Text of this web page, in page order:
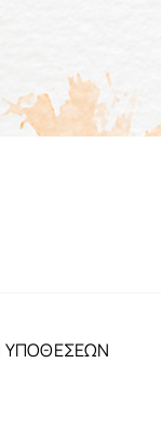
ΥΠΟΘΕΣΕΩΝ